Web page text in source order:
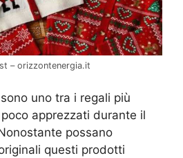
– orizzontenergia.it
sono uno tra i regali più
apprezzati durante il
possano
questi prodotti